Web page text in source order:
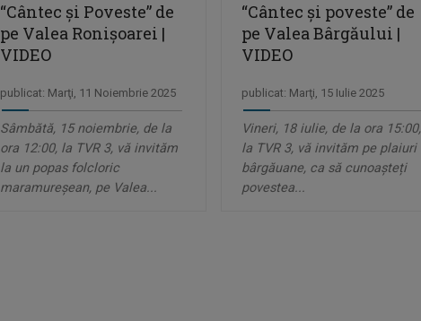
“Cântec și Poveste” de
pe Valea Ronișoarei |
VIDEO
publicat: Marţi, 11 Noiembrie 2025
Sâmbătă, 15 noiembrie, de la
ora 12:00, la TVR 3, vă invităm
la un popas folcloric
maramureșean, pe Valea...
“Cântec şi poveste” de
pe Valea Bârgăului |
VIDEO
publicat: Marţi, 15 Iulie 2025
Vineri, 18 iulie, de la ora 15:00,
la TVR 3, vă invităm pe plaiuri
bârgăuane, ca să cunoașteți
povestea...